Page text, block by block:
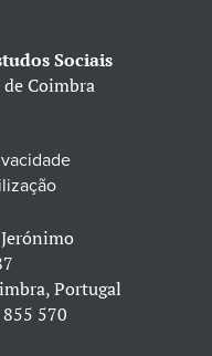
Sociais
Coimbra
Portugal
570